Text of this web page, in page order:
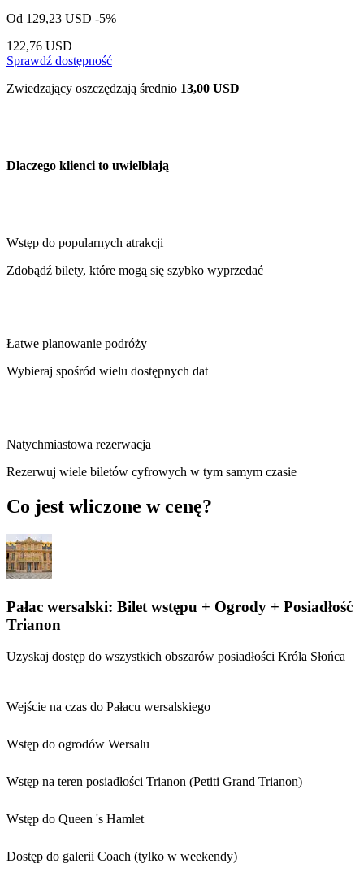
Od 129,23 USD -5%
122,76 USD
Sprawdź dostępność
Zwiedzający oszczędzają średnio 13,00 USD
Dlaczego klienci to uwielbiają
Wstęp do popularnych atrakcji
Zdobądź bilety, które mogą się szybko wyprzedać
Łatwe planowanie podróży
Wybieraj spośród wielu dostępnych dat
Natychmiastowa rezerwacja
Rezerwuj wiele biletów cyfrowych w tym samym czasie
Co jest wliczone w cenę?
Pałac wersalski: Bilet wstępu + Ogrody + Posiadłość
Trianon
Uzyskaj dostęp do wszystkich obszarów posiadłości Króla Słońca
Wejście na czas do Pałacu wersalskiego
Wstęp do ogrodów Wersalu
Wstęp na teren posiadłości Trianon (Petiti Grand Trianon)
Wstęp do Queen 's Hamlet
Dostęp do galerii Coach (tylko w weekendy)